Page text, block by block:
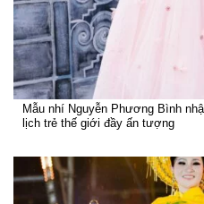
Mẫu nhí Nguyễn Phương Bình
lịch trẻ thế giới đầy ấn tượng